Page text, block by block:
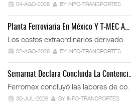
04-AGO-2026 BY INFO-TRANSPORTES
Planta Ferroviaria En México Y T-MEC A…
Los costos extraordinarios derivado…
02-AGO-2026 BY INFO-TRANSPORTES
Semarnat Declara Concluida La Contenci…
Ferromex concluyó las labores de co…
30-JUL-2026 BY INFO-TRANSPORTES